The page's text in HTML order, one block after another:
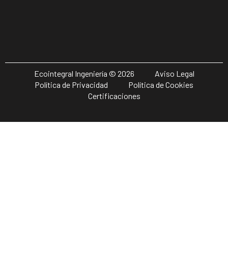
Ecointegral Ingeniería © 2026
Aviso Legal
Política de Privacidad
Política de Cookies
Certificaciones